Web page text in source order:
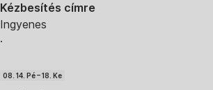
Kézbesítés címre
Ingyenes
·
08. 14. Pé – 18. Ke